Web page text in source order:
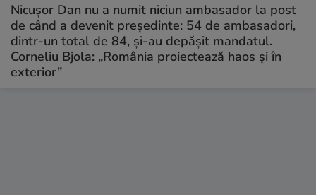
Nicușor Dan nu a numit niciun ambasador la post
de când a devenit președinte: 54 de ambasadori,
dintr-un total de 84, și-au depășit mandatul.
Corneliu Bjola: „România proiectează haos și în
exterior”